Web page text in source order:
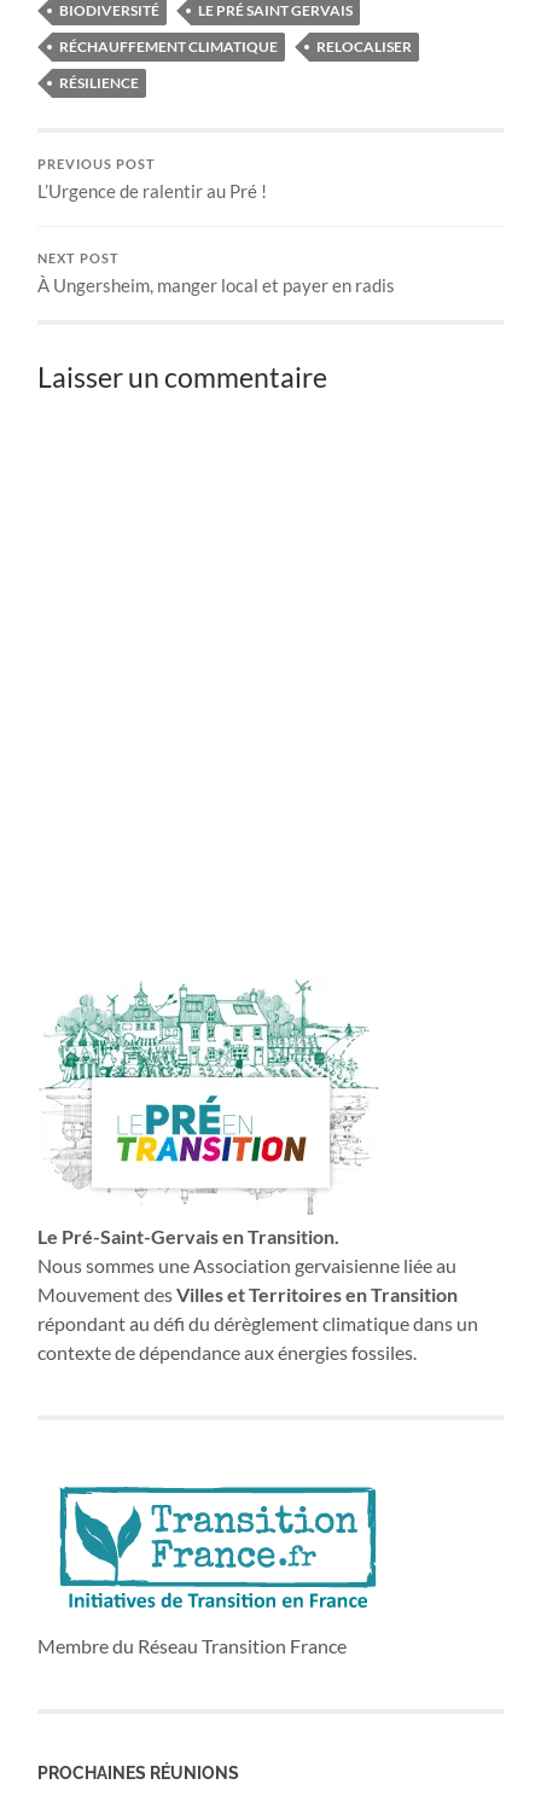
BIODIVERSITÉ
LE PRÉ SAINT GERVAIS
RÉCHAUFFEMENT CLIMATIQUE
RELOCALISER
RÉSILIENCE
PREVIOUS POST
L’Urgence de ralentir au Pré !
NEXT POST
À Ungersheim, manger local et payer en radis
Laisser un commentaire
Le Pré-Saint-Gervais en Transition.
Nous sommes une Association gervaisienne liée au
Mouvement desVilles et Territoires en Transition
répondant au défi du dérèglement climatique dans un
contexte de dépendance aux énergies fossiles.
Membre du Réseau Transition France
PROCHAINES RÉUNIONS